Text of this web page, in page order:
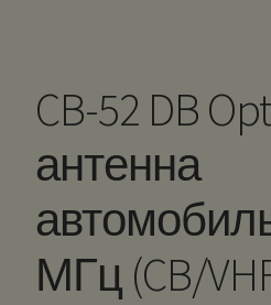
CB-52 DB
антенна
МГц (CB/